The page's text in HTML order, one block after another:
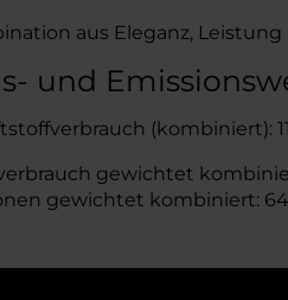
aus Eleganz,
und
(kombiniert):
gewichtet
gewichtet kombiniert: